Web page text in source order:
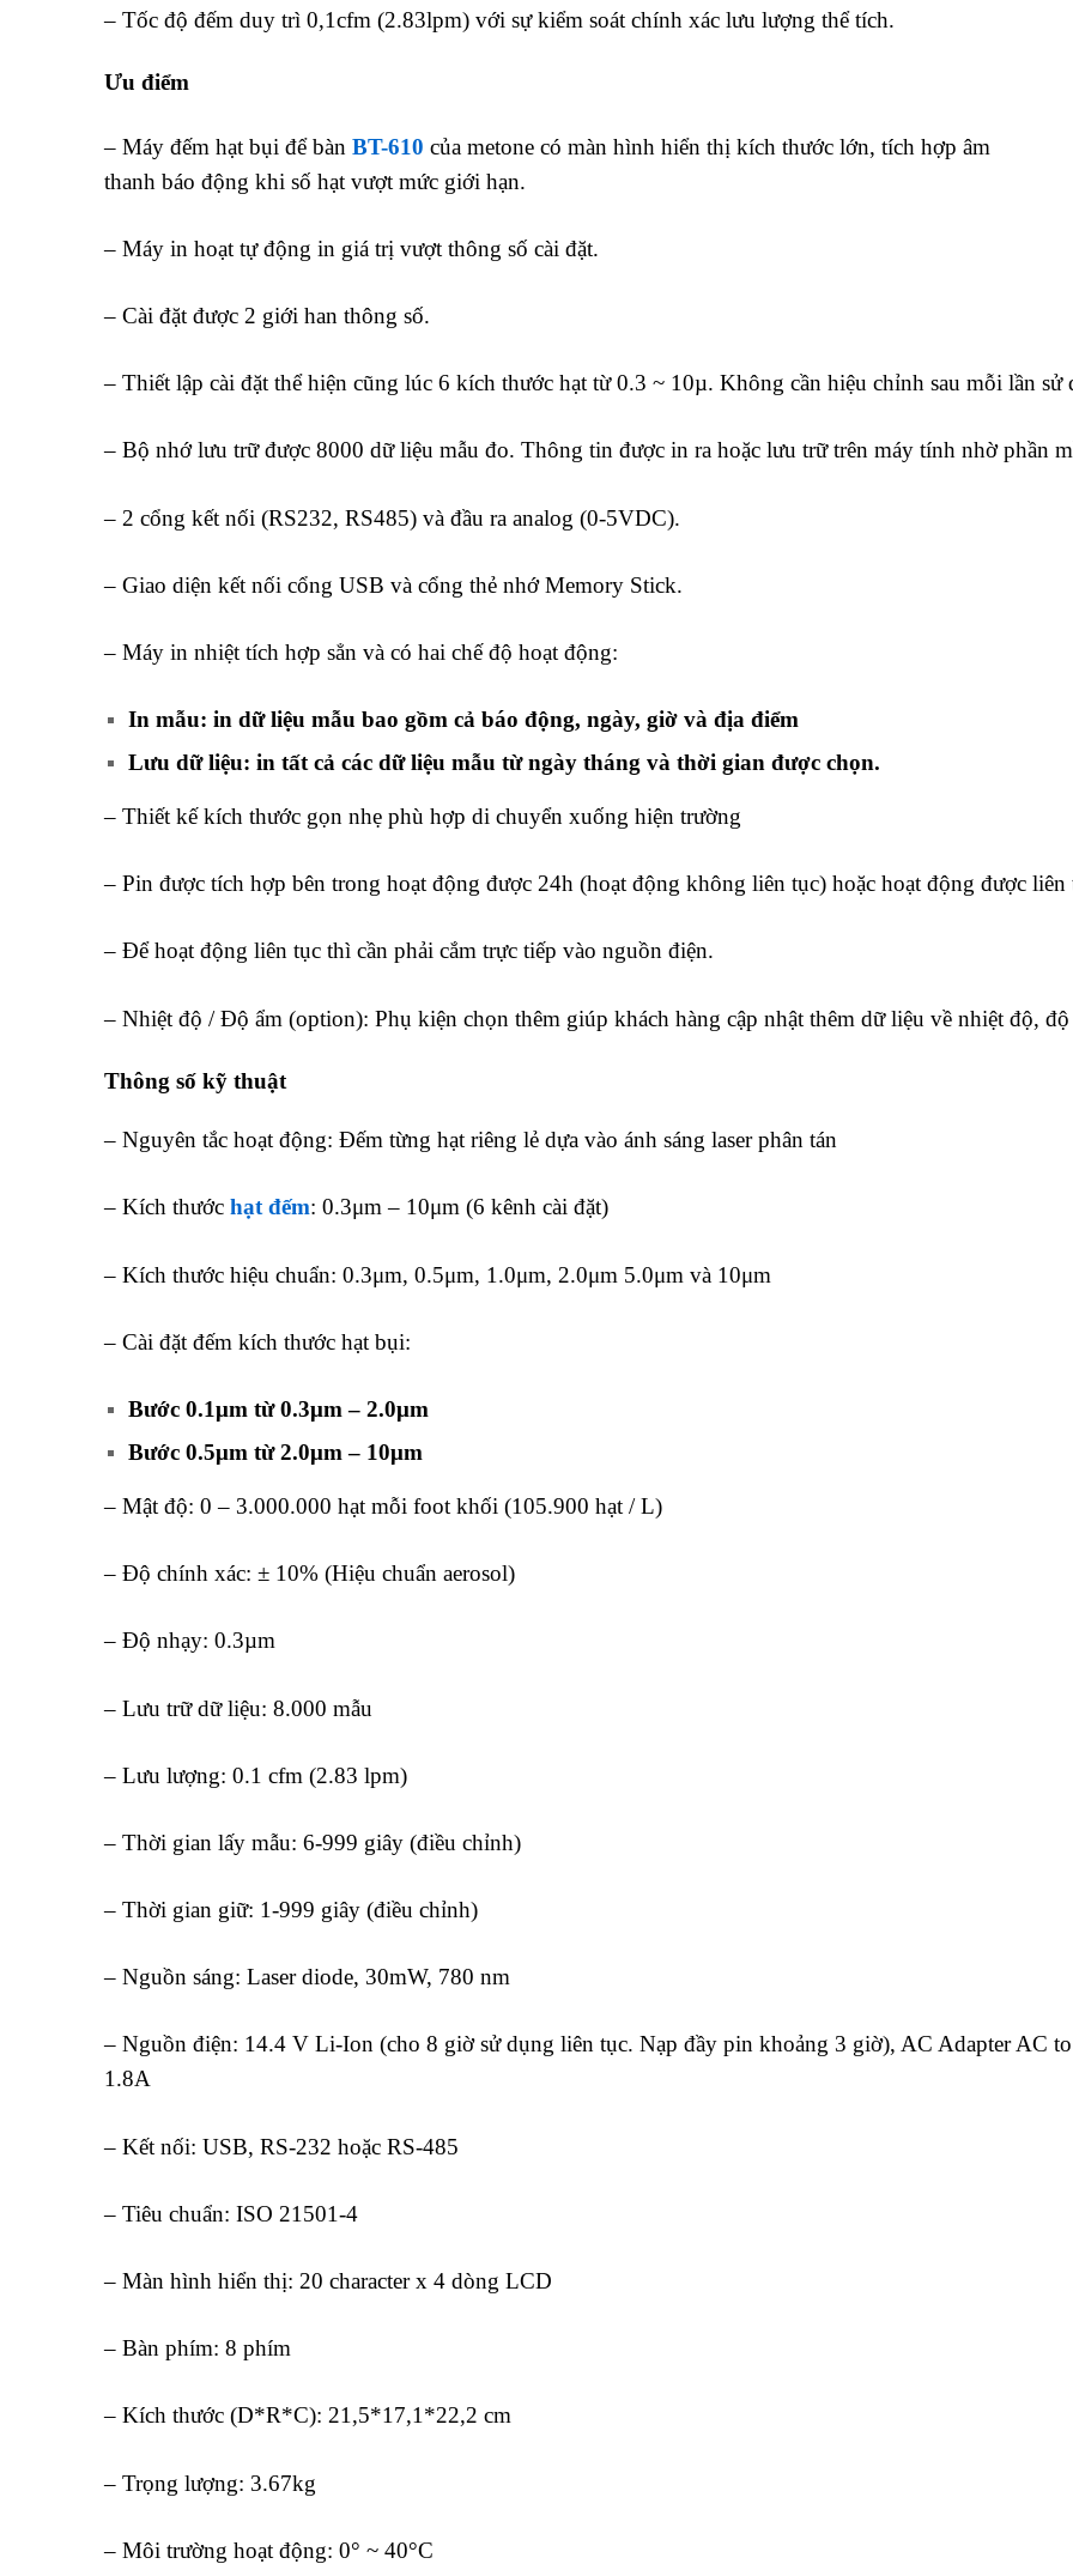
– Tốc độ đếm duy trì 0,1cfm (2.83lpm) với sự kiểm soát chính xác lưu lượng thể tích.
Ưu điểm
– Máy đếm hạt bụi để bàn BT-610 của metone có màn hình hiển thị kích thước lớn, tích hợp âm
thanh báo động khi số hạt vượt mức giới hạn.
– Máy in hoạt tự động in giá trị vượt thông số cài đặt.
– Cài đặt được 2 giới han thông số.
– Thiết lập cài đặt thể hiện cũng lúc 6 kích thước hạt từ 0.3 ~ 10µ. Không cần hiệu chỉnh sau mỗi lần sử
– Bộ nhớ lưu trữ được 8000 dữ liệu mẫu đo. Thông tin được in ra hoặc lưu trữ trên máy tính nhờ phần
– 2 cổng kết nối (RS232, RS485) và đầu ra analog (0-5VDC).
– Giao diện kết nối cổng USB và cổng thẻ nhớ Memory Stick.
– Máy in nhiệt tích hợp sẳn và có hai chế độ hoạt động:
In mẫu: in dữ liệu mẫu bao gồm cả báo động, ngày, giờ và địa điểm
Lưu dữ liệu: in tất cả các dữ liệu mẫu từ ngày tháng và thời gian được chọn.
– Thiết kế kích thước gọn nhẹ phù hợp di chuyển xuống hiện trường
– Pin được tích hợp bên trong hoạt động được 24h (hoạt động không liên tục) hoặc hoạt động được liên
– Để hoạt động liên tục thì cần phải cắm trực tiếp vào nguồn điện.
– Nhiệt độ / Độ ẩm (option): Phụ kiện chọn thêm giúp khách hàng cập nhật thêm dữ liệu về nhiệt độ,
Thông số kỹ thuật
– Nguyên tắc hoạt động: Đếm từng hạt riêng lẻ dựa vào ánh sáng laser phân tán
– Kích thước hạt đếm: 0.3μm – 10μm (6 kênh cài đặt)
– Kích thước hiệu chuẩn: 0.3μm, 0.5μm, 1.0μm, 2.0μm 5.0μm và 10μm
– Cài đặt đếm kích thước hạt bụi:
Bước 0.1μm từ 0.3μm – 2.0μm
Bước 0.5μm từ 2.0μm – 10μm
– Mật độ: 0 – 3.000.000 hạt mỗi foot khối (105.900 hạt / L)
– Độ chính xác: ± 10% (Hiệu chuẩn aerosol)
– Độ nhạy: 0.3µm
– Lưu trữ dữ liệu: 8.000 mẫu
– Lưu lượng: 0.1 cfm (2.83 lpm)
– Thời gian lấy mẫu: 6-999 giây (điều chỉnh)
– Thời gian giữ: 1-999 giây (điều chỉnh)
– Nguồn sáng: Laser diode, 30mW, 780 nm
– Nguồn điện: 14.4 V Li-Ion (cho 8 giờ sử dụng liên tục. Nạp đầy pin khoảng 3 giờ), AC Adapter AC
1.8A
– Kết nối: USB, RS-232 hoặc RS-485
– Tiêu chuẩn: ISO 21501-4
– Màn hình hiển thị: 20 character x 4 dòng LCD
– Bàn phím: 8 phím
– Kích thước (D*R*C): 21,5*17,1*22,2 cm
– Trọng lượng: 3.67kg
– Môi trường hoạt động: 0° ~ 40°C